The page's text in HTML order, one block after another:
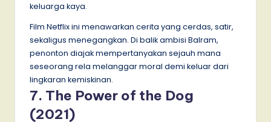
keluarga kaya.
Film Netflix ini menawarkan cerita yang cerdas, satir,
sekaligus menegangkan. Di balik ambisi Balram,
penonton diajak mempertanyakan sejauh mana
seseorang rela melanggar moral demi keluar dari
lingkaran kemiskinan.
7. The Power of the Dog
(2021)